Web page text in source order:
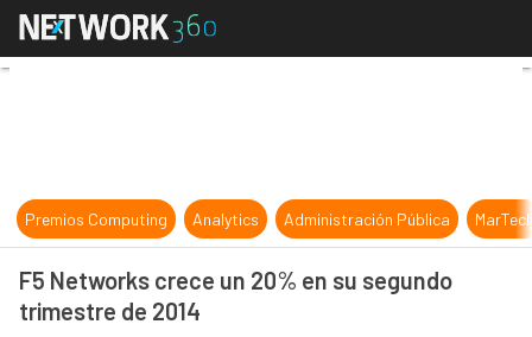
F5 Networks crece un 20% en su
Premios Computing Analytics Administración Pública
F5 Networks crece un 20% en su segundo
trimestre de 2014